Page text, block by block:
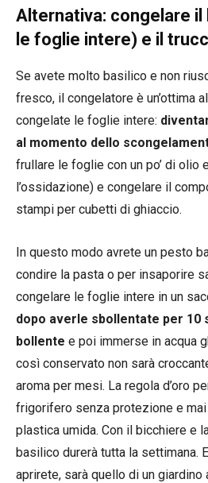
Alternativa: congelare il
le foglie intere) e il
Se avete molto basilico e non
fresco, il congelatore è un’ottima
congelate le foglie intere:
al momento dello
frullare le foglie con un po’ di olio
l’ossidazione) e congelare il
stampi per cubetti di ghiaccio.
In questo modo avrete un pesto
condire la pasta o per insaporire
congelare le foglie intere in un
dopo averle sbollentate per 10
bollente e poi immerse in acqua
così conservato non sarà
aroma per mesi. La regola d’oro
frigorifero senza protezione e
plastica umida. Con il bicchiere e
basilico durerà tutta la settimana.
aprirete, sarà quello di un giardino